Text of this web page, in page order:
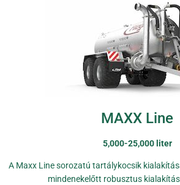
MAXX Line
5,000-25,000 liter
A Maxx Line sorozatú tartálykocsik
mindenekelőtt robusztus